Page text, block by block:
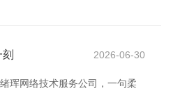
2026-06-30
珲网络技术服务公司，一句柔